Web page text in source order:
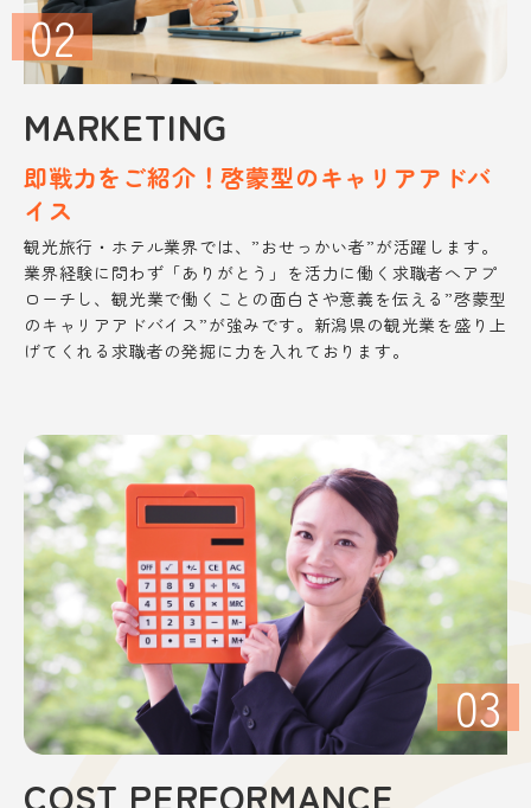
02
MARKETING
即戦力をご紹介！啓蒙型のキャリアアドバ
イス
観光旅行・ホテル業界では、”おせっかい者”が活躍します。
業界経験に問わず「ありがとう」を活力に働く求職者へアプ
ローチし、観光業で働くことの面白さや意義を伝える”啓蒙型
のキャリアアドバイス”が強みです。新潟県の観光業を盛り上
げてくれる求職者の発掘に力を入れております。
03
COST PERFORMANCE